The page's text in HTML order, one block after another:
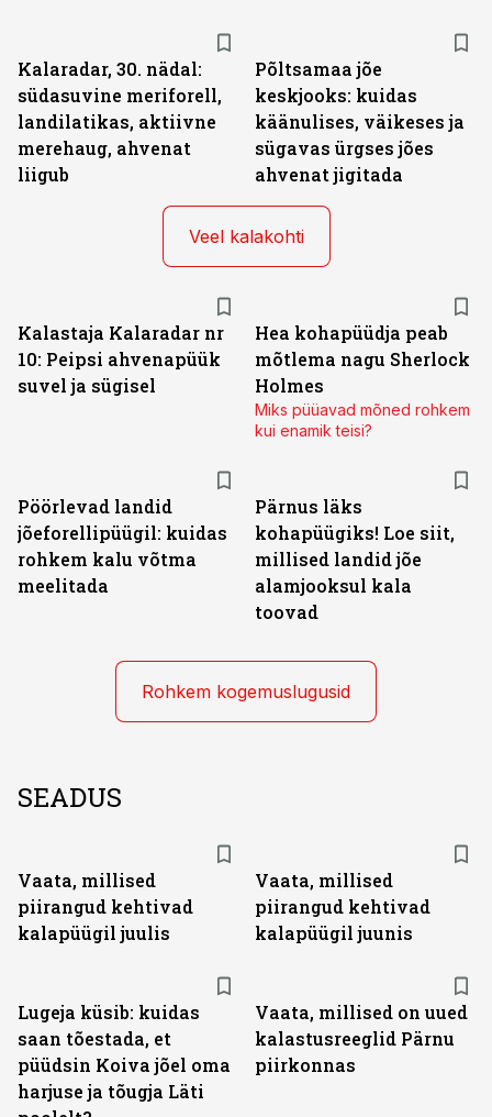
Kalaradar, 30. nädal:
südasuvine meriforell,
landilatikas, aktiivne
merehaug, ahvenat
liigub
Põltsamaa jõe
keskjooks: kuidas
käänulises, väikeses ja
sügavas ürgses jões
ahvenat jigitada
Veel kalakohti
Kalastaja Kalaradar nr
10: Peipsi ahvenapüük
suvel ja sügisel
Hea kohapüüdja peab
mõtlema nagu Sherlock
Holmes
Miks püüavad mõned rohkem
kui enamik teisi?
Pöörlevad landid
jõeforellipüügil: kuidas
rohkem kalu võtma
meelitada
Pärnus läks
kohapüügiks! Loe siit,
millised landid jõe
alamjooksul kala
toovad
Rohkem kogemuslugusid
SEADUS
Vaata, millised
piirangud kehtivad
kalapüügil juulis
Vaata, millised
piirangud kehtivad
kalapüügil juunis
Lugeja küsib: kuidas
saan tõestada, et
püüdsin Koiva jõel oma
harjuse ja tõugja Läti
Vaata, millised on uued
kalastusreeglid Pärnu
piirkonnas